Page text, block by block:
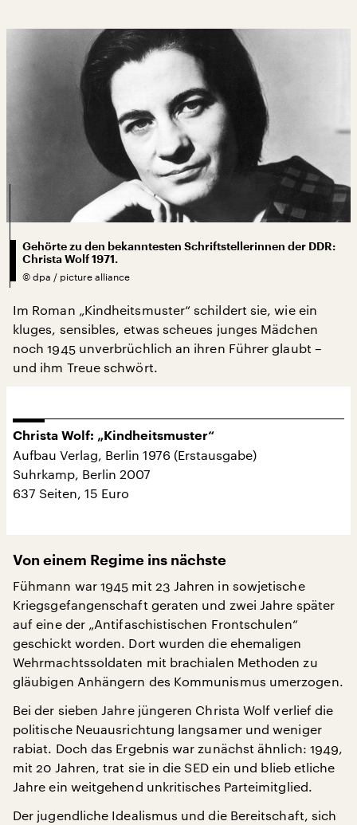
Gehörte zu den bekanntesten Schriftstellerinnen der DDR:
Christa Wolf 1971.
© dpa / picture alliance
Im Roman „Kindheitsmuster“ schildert sie, wie ein
kluges, sensibles, etwas scheues junges Mädchen
noch 1945 unverbrüchlich an ihren Führer glaubt –
und ihm Treue schwört.
Christa Wolf: „Kindheitsmuster“
Aufbau Verlag, Berlin 1976 (Erstausgabe)
Suhrkamp, Berlin 2007
637 Seiten, 15 Euro
Von einem Regime ins nächste
Fühmann war 1945 mit 23 Jahren in sowjetische
Kriegsgefangenschaft geraten und zwei Jahre später
auf eine der „Antifaschistischen Frontschulen“
geschickt worden. Dort wurden die ehemaligen
Wehrmachtssoldaten mit brachialen Methoden zu
gläubigen Anhängern des Kommunismus umerzogen.
Bei der sieben Jahre jüngeren Christa Wolf verlief die
politische Neuausrichtung langsamer und weniger
rabiat. Doch das Ergebnis war zunächst ähnlich: 1949,
mit 20 Jahren, trat sie in die SED ein und blieb etliche
Jahre ein weitgehend unkritisches Parteimitglied.
Der jugendliche Idealismus und die Bereitschaft, sich